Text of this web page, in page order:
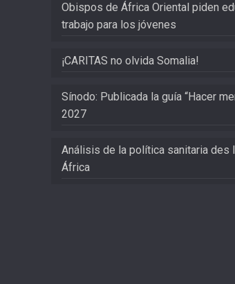
Obispos de África Oriental piden
trabajo para los jóvenes
¡CARITAS no olvida Somalia!
Sínodo: Publicada la guía “Hacer
2027
Análisis de la política sanitaria des
África